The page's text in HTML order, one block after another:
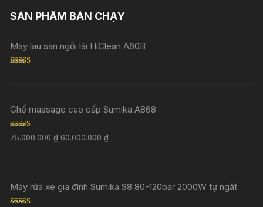
SẢN PHẨM BÁN CHẠY
Máy lau sàn ngồi lái HiClean A60B
Ghế massage cao cấp Sumika A868
Rated5.00
out of 5
75.000.000₫ 60.000.000₫
Máy rửa xe gia đình Sumika S8 80-120bar 2000W tự ngắt